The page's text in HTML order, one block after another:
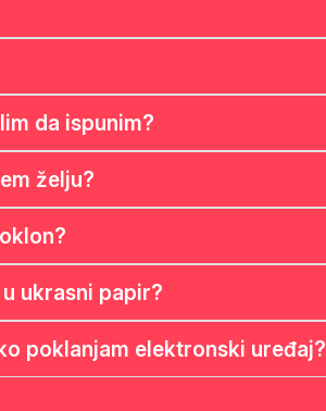
da ispunim?
želju?
ukrasni papir?
poklanjam elektronski uređaj?